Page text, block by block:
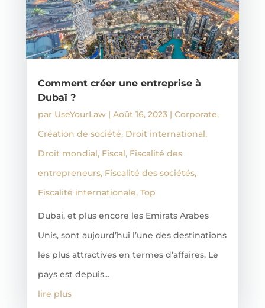
Comment créer une entreprise à
Dubaï ?
par UseYourLaw | Août 16, 2023| Corporate,
Création de société, Droit international,
Droit mondial, Fiscal, Fiscalité des
entrepreneurs, Fiscalité des sociétés,
Fiscalité internationale, Top
Dubai, et plus encore les Emirats Arabes
Unis, sont aujourd’hui l’une des destinations
les plus attractives en termes d’affaires. Le
pays est depuis...
lire plus